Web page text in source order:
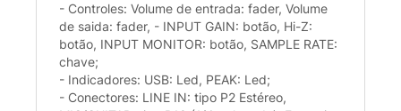
- Controles: Volume de entrada: fader, Volume
de saida: fader, - INPUT GAIN: botão, Hi-Z:
botão, INPUT MONITOR: botão, SAMPLE RATE:
chave;
- Indicadores: USB: Led, PEAK: Led;
- Conectores: LINE IN: tipo P2 Estéreo,